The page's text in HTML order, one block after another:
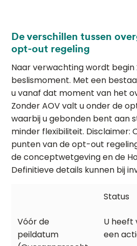
De verschillen tussen
opt-out regeling
Naar verwachting wordt begin
beslismoment. Met een
u vanaf dat moment van het
Zonder AOV valt u onder de
waarbij u gebonden bent aan
minder flexibiliteit. Disclaimer:
punten van de opt-out
de conceptwetgeving en de
Definitieve details kunnen bij
Status
U heeft
een